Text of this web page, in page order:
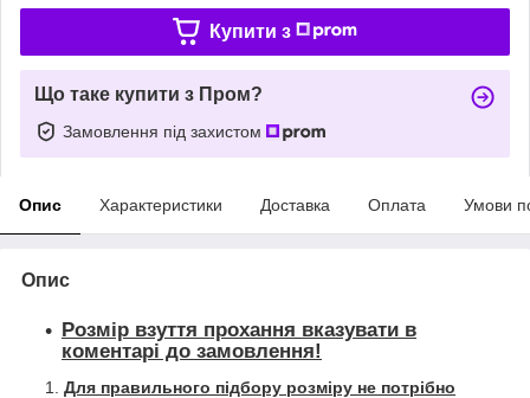
Купити з
Що таке купити з Пром?
Замовлення під захистом
Опис Характеристики Доставка Оплата Умови
Опис
Розмір взуття прохання вказувати в
коментарі до замовлення!
Для правильного підбору розміру не потрібно